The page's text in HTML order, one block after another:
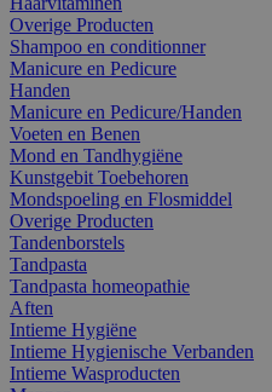
Overige Producten
Shampoo en conditionner
Manicure en Pedicure
Handen
Manicure en Pedicure/Handen
Voeten en Benen
Mond en Tandhygiëne
Kunstgebit Toebehoren
Mondspoeling en Flosmiddel
Overige Producten
Tandenborstels
Tandpasta
Tandpasta homeopathie
Aften
Intieme Hygiëne
Intieme Hygienische Verbanden
Intieme Wasproducten